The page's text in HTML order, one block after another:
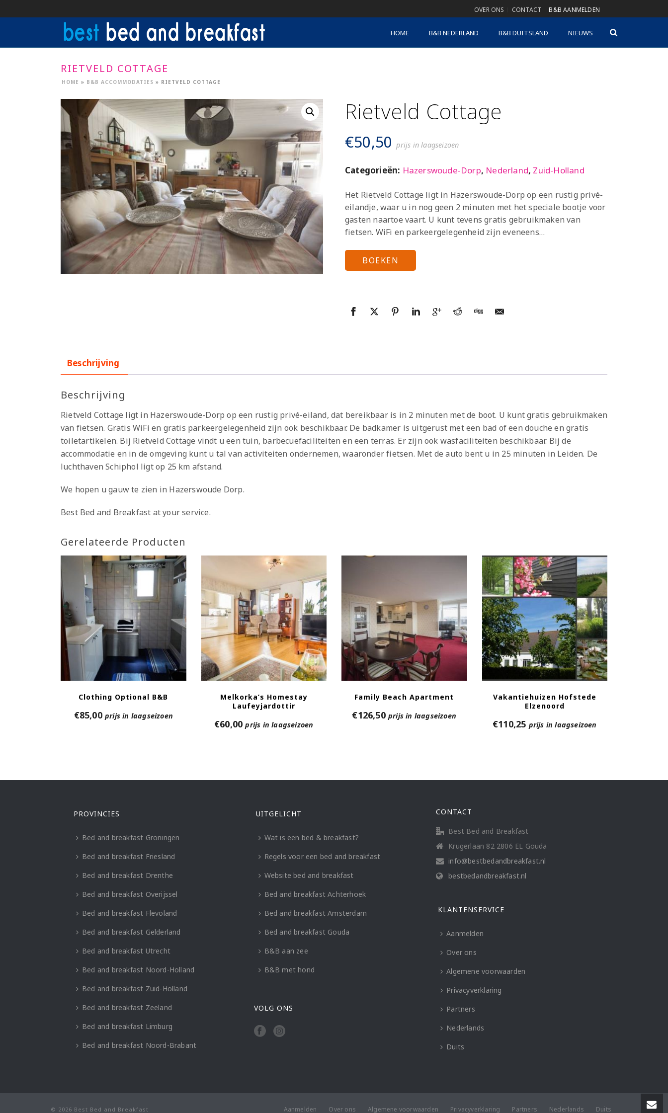
OVER ONS CONTACT B&B AANMELDEN
HOME B&B NEDERLAND B&B DUITSLAND NIEUWS
RIETVELD COTTAGE
HOME » B&B ACCOMMODATIES » RIETVELD COTTAGE
Rietveld Cottage
€50,50 prijs in laagseizoen
Categorieën: Hazerswoude-Dorp, Nederland, Zuid-Holland
Het Rietveld Cottage ligt in Hazerswoude-Dorp op een rustig privé-
eilandje, waar u in nog geen 2 minuten met het speciale bootje voor
gasten naartoe vaart. U kunt tevens gratis gebruikmaken van
fietsen. WiFi en parkeergelegenheid zijn eveneens…
BOEKEN
Beschrijving
Beschrijving
Rietveld Cottage ligt in Hazerswoude-Dorp op een rustig privé-eiland, dat bereikbaar is in 2 minuten met de boot. U kunt gratis gebruikmaken
van fietsen. Gratis WiFi en gratis parkeergelegenheid zijn ook beschikbaar. De badkamer is uitgerust met een bad of een douche en gratis
toiletartikelen. Bij Rietveld Cottage vindt u een tuin, barbecuefaciliteiten en een terras. Er zijn ook wasfaciliteiten beschikbaar. Bij de
accommodatie en in de omgeving kunt u tal van activiteiten ondernemen, waaronder fietsen. Met de auto bent u in 25 minuten in Leiden. De
luchthaven Schiphol ligt op 25 km afstand.
We hopen u gauw te zien in Hazerswoude Dorp.
Best Bed and Breakfast at your service.
Gerelateerde Producten
Clothing Optional B&B
€85,00 prijs in laagseizoen
Melkorka’s Homestay
Laufeyjardottir
€60,00 prijs in laagseizoen
Family Beach Apartment
€126,50 prijs in laagseizoen
Vakantiehuizen Hofstede
Elzenoord
€110,25 prijs in laagseizoen
PROVINCIES
Bed and breakfast Groningen
Bed and breakfast Friesland
Bed and breakfast Drenthe
Bed and breakfast Overijssel
Bed and breakfast Flevoland
Bed and breakfast Gelderland
Bed and breakfast Utrecht
Bed and breakfast Noord-Holland
Bed and breakfast Zuid-Holland
Bed and breakfast Zeeland
Bed and breakfast Limburg
Bed and breakfast Noord-Brabant
UITGELICHT
Wat is een bed & breakfast?
Regels voor een bed and breakfast
Website bed and breakfast
Bed and breakfast Achterhoek
Bed and breakfast Amsterdam
Bed and breakfast Gouda
B&B aan zee
B&B met hond
VOLG ONS
CONTACT
Best Bed and Breakfast
Krugerlaan 82 2806 EL Gouda
info@bestbedandbreakfast.nl
bestbedandbreakfast.nl
KLANTENSERVICE
Aanmelden
Over ons
Algemene voorwaarden
Privacyverklaring
Partners
Nederlands
Duits
© 2026 Best Bed and Breakfast Aanmelden Over ons Algemene voorwaarden Privacyverklaring Partners Nederlands Duits